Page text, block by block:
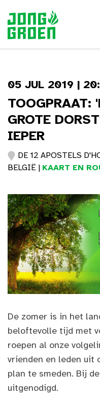
05 JUL 2019 |
TOOGPRAAT:
GROTE
IEPER
DE 12 APOSTELS
BELGIË | KAART EN
De zomer is in het
beloftevolle tijd met
roepen al onze
vrienden en leden uit
plan te smeden. Bij
uitgenodigd.